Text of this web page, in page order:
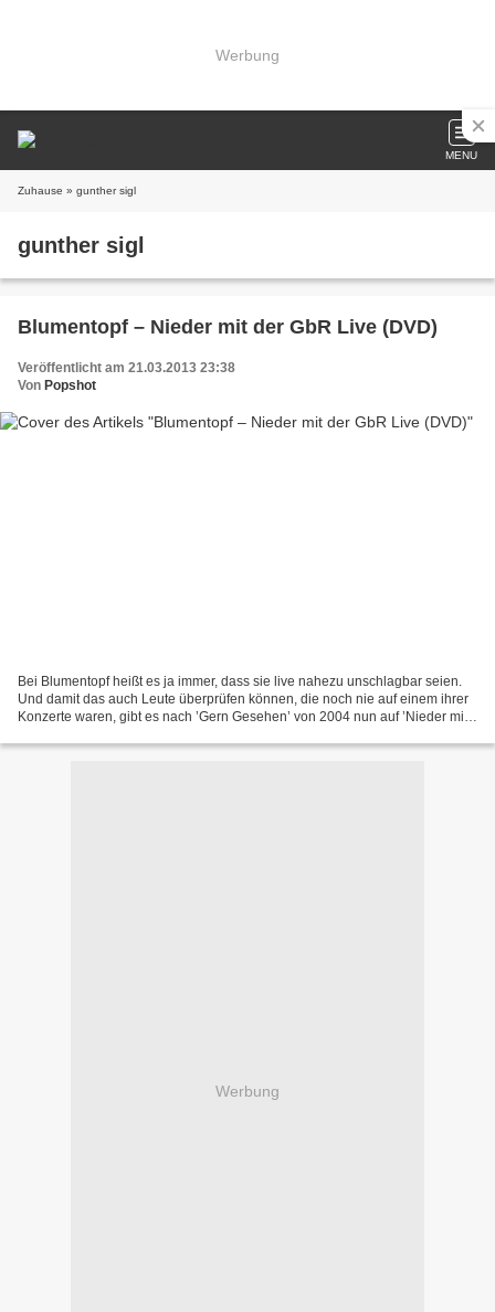
Werbung
MENU
Zuhause » gunther sigl
gunther sigl
Blumentopf – Nieder mit der GbR Live (DVD)
Veröffentlicht am 21.03.2013 23:38
Von Popshot
Bei Blumentopf heißt es ja immer, dass sie live nahezu unschlagbar seien.
Und damit das auch Leute überprüfen können, die noch nie auf einem ihrer
Konzerte waren, gibt es nach ’Gern Gesehen’ von 2004 nun auf ’Nieder mit
Werbung